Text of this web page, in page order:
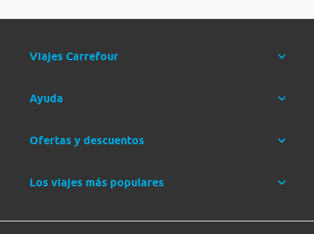
Viajes Carrefour
Ayuda
Ofertas y descuentos
Los viajes más populares